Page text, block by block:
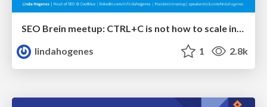
SEO Brein meetup: CTRL+C is not how to scale international SEO
lindahogenes
1 2.8k